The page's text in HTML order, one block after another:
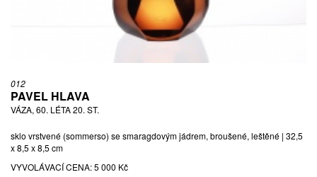
012
PAVEL HLAVA
VÁZA, 60. LÉTA 20. ST.
sklo vrstvené (sommerso) se smaragdovým jádrem, broušené, leštěné | 32,5
x 8,5 x 8,5 cm
VYVOLÁVACÍ CENA:5 000 Kč